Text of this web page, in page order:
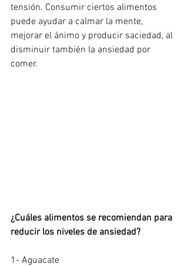
tensión. Consumir ciertos alimentos
puede ayudar a calmar la mente,
mejorar el ánimo y producir saciedad, al
disminuir también la ansiedad por
comer.
¿Cuáles alimentos se recomiendan para
reducir los niveles de ansiedad?
1- Aguacate